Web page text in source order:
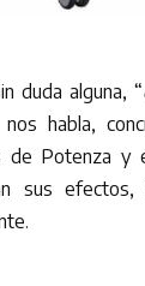
duda alguna, “
habla,
de Potenza
sus